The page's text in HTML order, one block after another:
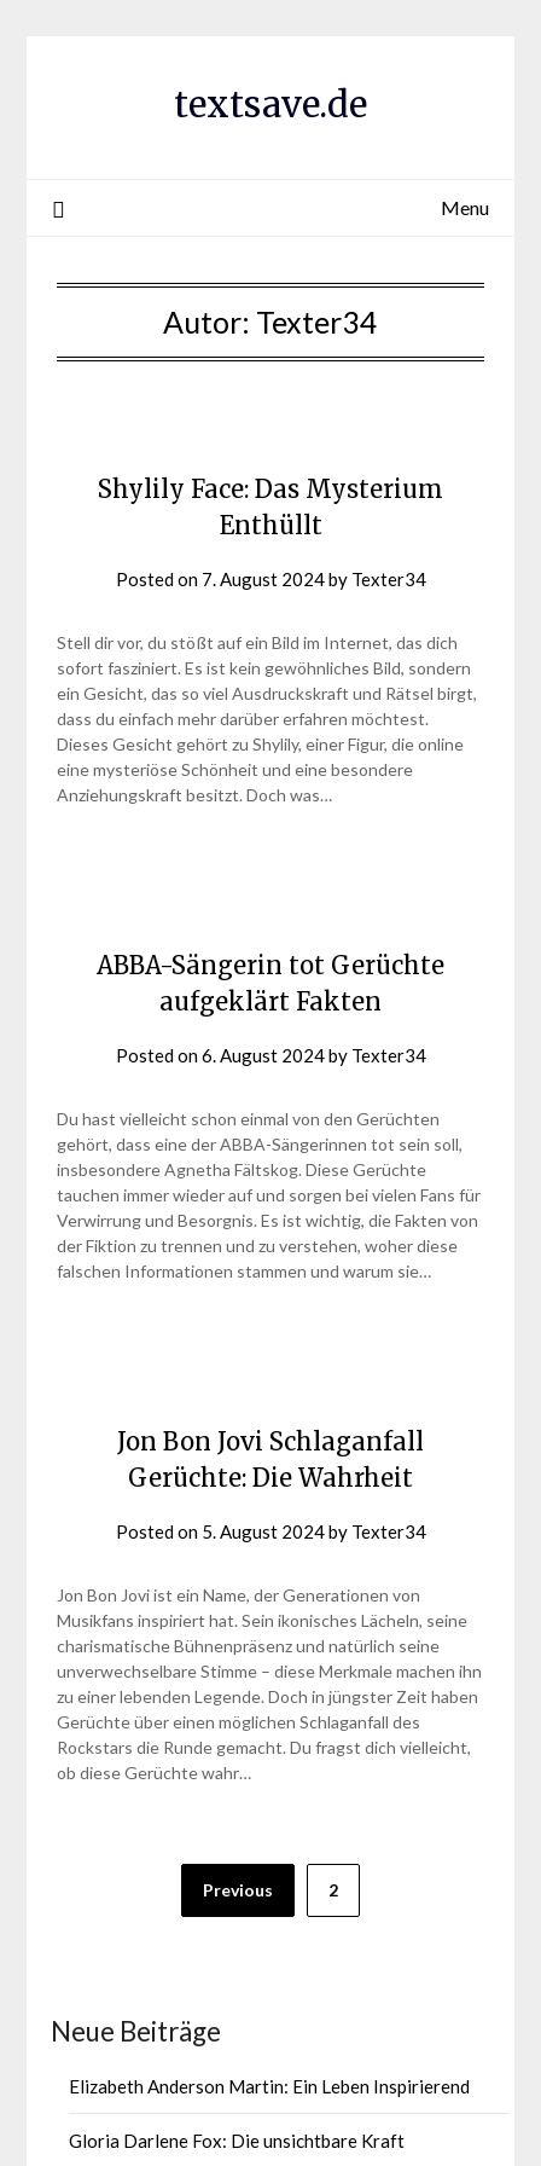
textsave.de
Menu
Autor: Texter34
Shylily Face: Das Mysterium
Enthüllt
Posted on 7. August 2024by Texter34
Stell dir vor, du stößt auf ein Bild im Internet, das dich
sofort fasziniert. Es ist kein gewöhnliches Bild, sondern
ein Gesicht, das so viel Ausdruckskraft und Rätsel birgt,
dass du einfach mehr darüber erfahren möchtest.
Dieses Gesicht gehört zu Shylily, einer Figur, die online
eine mysteriöse Schönheit und eine besondere
Anziehungskraft besitzt. Doch was…
ABBA-Sängerin tot Gerüchte
aufgeklärt Fakten
Posted on6. August 2024by Texter34
Du hast vielleicht schon einmal von den Gerüchten
gehört, dass eine der ABBA-Sängerinnen tot sein soll,
insbesondere Agnetha Fältskog. Diese Gerüchte
tauchen immer wieder auf und sorgen bei vielen Fans für
Verwirrung und Besorgnis. Es ist wichtig, die Fakten von
der Fiktion zu trennen und zu verstehen, woher diese
falschen Informationen stammen und warum sie…
Jon Bon Jovi Schlaganfall
Gerüchte: Die Wahrheit
Posted on 5. August 2024by Texter34
Jon Bon Jovi ist ein Name, der Generationen von
Musikfans inspiriert hat. Sein ikonisches Lächeln, seine
charismatische Bühnenpräsenz und natürlich seine
unverwechselbare Stimme – diese Merkmale machen ihn
zu einer lebenden Legende. Doch in jüngster Zeit haben
Gerüchte über einen möglichen Schlaganfall des
Rockstars die Runde gemacht. Du fragst dich vielleicht,
ob diese Gerüchte wahr…
Seitennummerierung
Previous 2
Neue Beiträge
Elizabeth Anderson Martin: Ein Leben Inspirierend
Gloria Darlene Fox: Die unsichtbare Kraft